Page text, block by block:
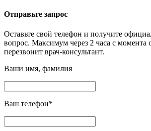
Отправьте запрос
Оставьте свой телефон и получите
вопрос. Максимум через 2 часа с момента
перезвонит врач-консультант.
Ваши имя, фамилия
Ваш телефон*